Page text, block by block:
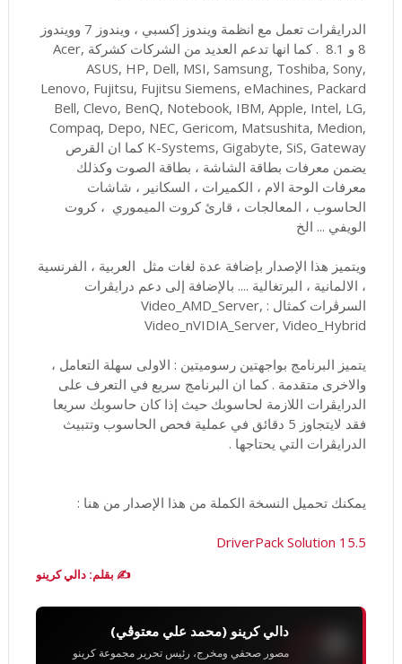
الدرايڤرات تعمل مع انظمة ويندوز إكسبي ، ويندوز 7 وويندوز
8 و 8.1 . كما انها تدعم العديد من الشركات كشركة Acer,
ASUS, HP, Dell, MSI, Samsung, Toshiba, Sony,
Lenovo, Fujitsu, Fujitsu Siemens, eMachines, Packard
Bell, Clevo, BenQ, Notebook, IBM, Apple, Intel, LG,
Compaq, Depo, NEC, Gericom, Matsushita, Medion,
K-Systems, Gigabyte, SiS, Gateway كما ان القرص
يضمن معرفات بطاقة الشاشة ، بطاقة الصوت وكذلك
معرفات الوحة الام ، الكميرات ، السكانير ، شاشات
الحاسوب ، المعالجات ، قارئ كروت الميموري ، كروت
الويفي ... الخ
ويتميز هذا الإصدار بإضافة عدة لغات مثل العربية ، الفرنسية
، الالمانية ، البرتغالية .... بالإضافة إلى دعم درايڤرات
السرڤرات كمثال : Video_AMD_Server,
Video_nVIDIA_Server, Video_Hybrid
يتميز البرنامج بواجهتين رسوميتين : الاولى سهلة التعامل ،
والاخرى متقدمة . كما ان البرنامج سريع في التعرف على
الدرايڤرات اللازمة لحاسوبك حيث إذا كان حاسوبك سريعا
فقد لايتجاوز 5 دقائق في عملية فحص الحاسوب وتتبيث
الدرايڤرات التي يحتاجها .
يمكنك تحميل النسخة الكملة من هذا الإصدار من هنا :
DriverPack Solution 15.5
✍️ بقلم: دالي كرينو
دالي كرينو (محمد علي معتوڨي)
مصور صحفي ومخرج، رئيس تحرير مجموعة كرينو